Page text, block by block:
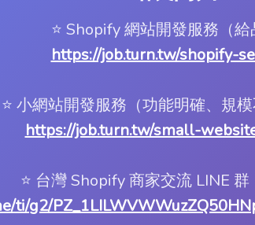
⭐️ Shopify 網站開發服務（給
https://job.turn.tw/shopify-
⭐️ 小網站開發服務（功能明確、規模
https://job.turn.tw/small-
⭐️ 台灣 Shopify 商家交流 LINE 群
ti/g2/